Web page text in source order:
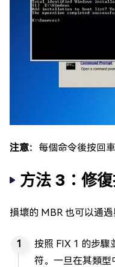
注意： 每個命令後按回車
方法 3：修
損壞的 MBR 也可以通過
按照 FIX 1 的步驟
符。一旦在其類型